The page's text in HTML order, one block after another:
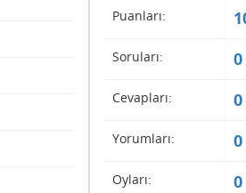
Puanları:
Soruları: 0
Cevapları: 0
Yorumları: 0
Oyları: 0